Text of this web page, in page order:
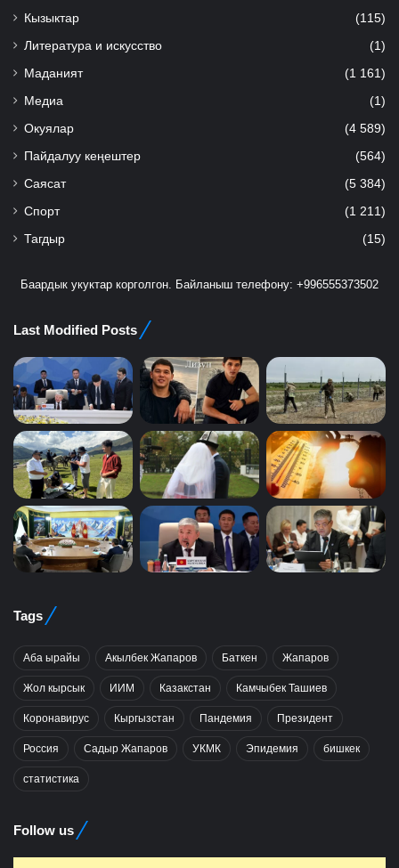
Кызыктар (115)
Литература и искусство (1)
Маданият (1 161)
Медиа (1)
Окуялар (4 589)
Пайдалуу кеңештер (564)
Саясат (5 384)
Спорт (1 211)
Тагдыр (15)
Баардык укуктар корголгон. Байланыш телефону: +996555373502
Last Modified Posts
Tags
Аба ырайы Акылбек Жапаров Баткен Жапаров
Жол кырсык ИИМ Казакстан Камчыбек Ташиев
Коронавирус Кыргызстан Пандемия Президент
Россия Садыр Жапаров УКМК Эпидемия бишкек
статистика
Follow us